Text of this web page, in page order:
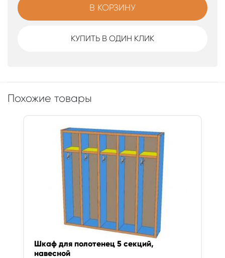
В КОРЗИНУ
КУПИТЬ В ОДИН КЛИК
Похожие товары
Шкаф для полотенец 5 секций,
навесной